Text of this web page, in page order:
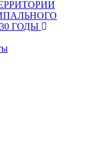
ГОДЫ